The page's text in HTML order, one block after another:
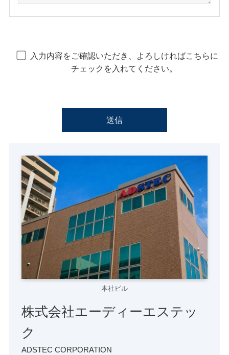
入力内容をご確認いただき、よろしければこちらに
チェックを入れてください。
このフィールドは空のままにしてください。
本社ビル
株式会社エーディーエステッ
ク
ADSTEC CORPORATION